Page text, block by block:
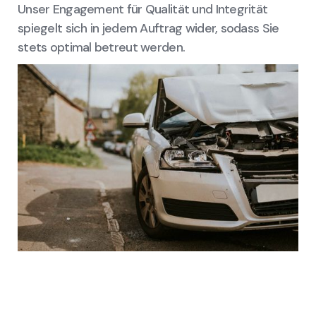
Unser Engagement für Qualität und Integrität
spiegelt sich in jedem Auftrag wider, sodass Sie
stets optimal betreut werden.